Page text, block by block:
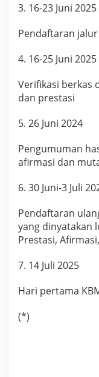
3. 16-23 Juni 2025
Pendaftaran
4. 16-25 Juni 2025
Verifikasi berkas
dan prestasi
5. 26 Juni 2024
Pengumuman
afirmasi dan
6. 30 Juni-3 Juli
Pendaftaran
yang dinyatakan
Prestasi,
7. 14 Juli 2025
Hari pertama
(*)